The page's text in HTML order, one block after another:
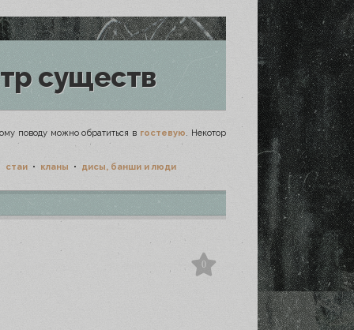
существ
поводу можно обратиться в гостевую. Некоторые персонажи отыгрываются
стаи• кланы • дисы, банши и люди
0